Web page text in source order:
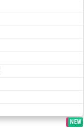
SALE
NEW